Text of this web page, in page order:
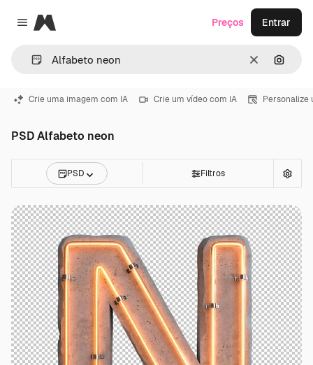
Close menu
Magnific
Limpar
Preços Entrar
Crie uma imagem com IA Crie um vídeo com IA Personalize
PSD Alfabeto neon
PSD Filtros